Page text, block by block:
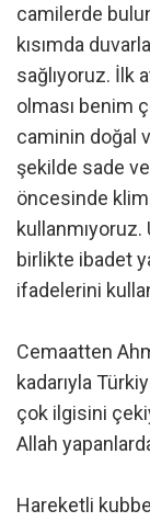
camilerde
kısımda
sağlıyoruz. İlk
olması benim
caminin doğal
şekilde sade
öncesinde
kullanmıyoruz.
birlikte ibadet
ifadelerini
Cemaatten
kadarıyla
çok ilgisini
Allah
Hareketli